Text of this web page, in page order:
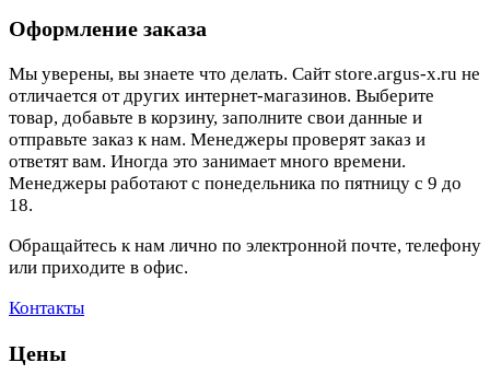
Оформление заказа
Мы уверены, вы знаете что делать. Сайт store.argus-x.ru не
отличается от других интернет-магазинов. Выберите
товар, добавьте в корзину, заполните свои данные и
отправьте заказ к нам. Менеджеры проверят заказ и
ответят вам. Иногда это занимает много времени.
Менеджеры работают с понедельника по пятницу с 9 до
18.
Обращайтесь к нам лично по электронной почте, телефону
или приходите в офис.
Контакты
Цены